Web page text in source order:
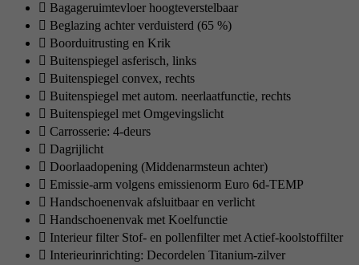
Bagageruimtevloer hoogteverstelbaar
Beglazing achter verduisterd (65 %)
Boorduitrusting en Krik
Buitenspiegel asferisch, links
Buitenspiegel convex, rechts
Buitenspiegel met autom. neerlaatfunctie, rechts
Buitenspiegel met Omgevingslicht
Carrosserie: 4-deurs
Dagrijlicht
Doorlaadopening (Middenarmsteun achter)
Emissie-arm volgens emissienorm Euro 6d-TEMP
Handschoenenvak afsluitbaar en verlicht
Handschoenenvak met Koelfunctie
Interieur filter Stof- en pollenfilter met Actief-koolstoffilter
Interieurinrichting: Decordelen Titanium-zilver